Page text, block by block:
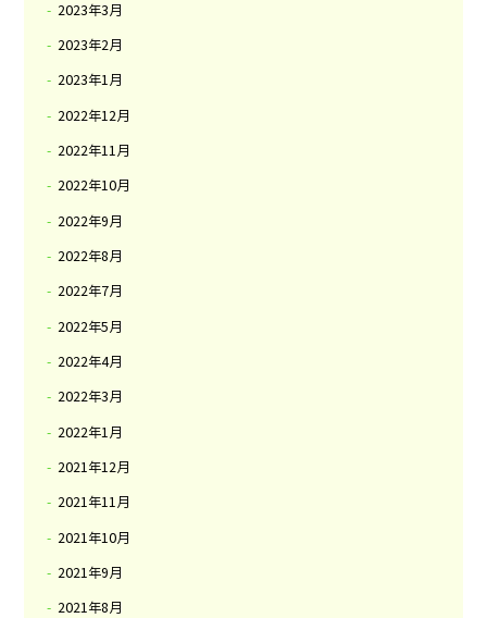
2023年3月
2023年2月
2023年1月
2022年12月
2022年11月
2022年10月
2022年9月
2022年8月
2022年7月
2022年5月
2022年4月
2022年3月
2022年1月
2021年12月
2021年11月
2021年10月
2021年9月
2021年8月